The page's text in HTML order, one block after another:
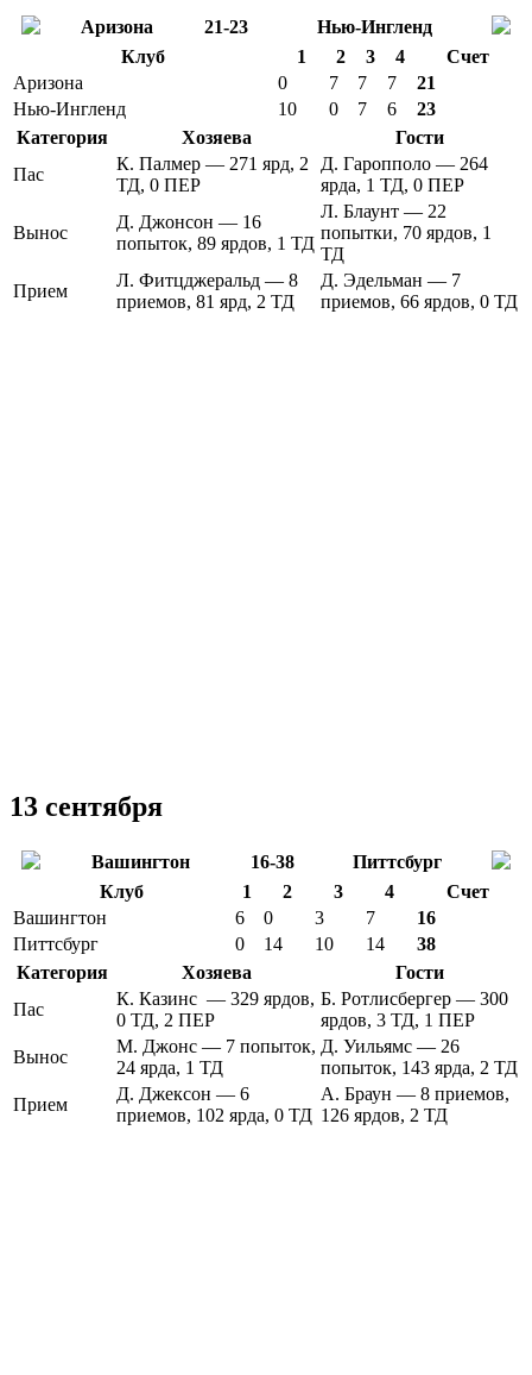
Аризона 21-23
Нью-Ингленд
Клуб
1 2 3 4
Счет
Аризона
0 7 7 7
21
Нью-Ингленд
10 0 7 6
23
Категория
Хозяева
Гости
Пас
К. Палмер — 271 ярд, 2
ТД, 0 ПЕР
Д. Гаропполо — 264
ярда, 1 ТД, 0 ПЕР
Вынос
Д. Джонсон — 16
попыток, 89 ярдов, 1 ТД
Л. Блаунт — 22
попытки, 70 ярдов, 1
ТД
Прием
Л. Фитцджеральд — 8
приемов, 81 ярд, 2 ТД
Д. Эдельман — 7
приемов, 66 ярдов, 0 ТД
13 сентября
Вашингтон 16-38
Питтсбург
Клуб
1 2 3 4
Счет
Вашингтон
6 0 3 7
16
Питтсбург
0 14 10 14
38
Категория
Хозяева
Гости
Пас
К. Казинс — 329 ярдов,
0 ТД, 2 ПЕР
Б. Ротлисбергер — 300
ярдов, 3 ТД, 1 ПЕР
Вынос
М. Джонс — 7 попыток,
24 ярда, 1 ТД
Д. Уильямс — 26
попыток, 143 ярда, 2 ТД
Прием
Д. Джексон — 6
приемов, 102 ярда, 0 ТД
А. Браун — 8 приемов,
126 ярдов, 2 ТД